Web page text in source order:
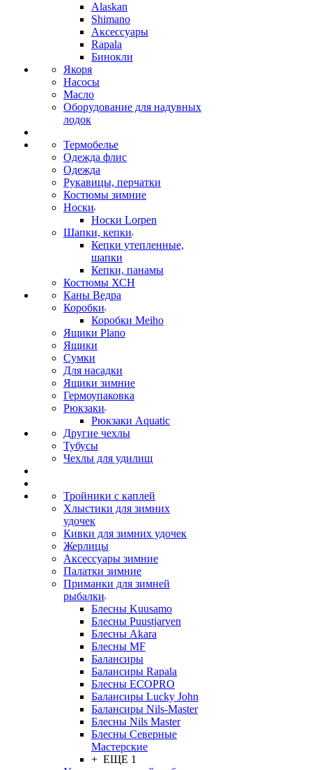
Alaskan
Shimano
Аксессуары
Rapala
Бинокли
Якоря
Насосы
Масло
Оборудование для надувных
лодок
Термобелье
Одежда флис
Одежда
Рукавицы, перчатки
Костюмы зимние
Носки
Носки Lorpen
Шапки, кепки
Кепки утепленные,
шапки
Кепки, панамы
Костюмы ХСН
Каны Ведра
Коробки
Коробки Meiho
Ящики Plano
Ящики
Сумки
Для насадки
Ящики зимние
Гермоупаковка
Рюкзаки
Рюкзаки Aquatic
Другие чехлы
Тубусы
Чехлы для удилищ
Тройники с каплей
Хлыстики для зимних
удочек
Кивки для зимних удочек
Жерлицы
Аксессуары зимние
Палатки зимние
Приманки для зимней
рыбалки
Блесны Kuusamo
Блесны Puustjarven
Блесны Akara
Блесны MF
Балансиры
Балансиры Rapala
Блесны ECOPRO
Балансиры Lucky John
Балансиры Nils-Master
Блесны Nils Master
Блесны Северные
Мастерские
+ ЕЩЕ 1